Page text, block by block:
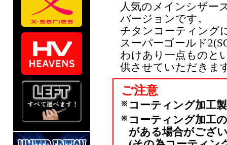
人気のメインシザー
バージョンです。
チタンコーティング
スーパーゴールド
わけあり一点ものと
供させていただきま
ご注意
コーティング加工
コーティング加工
がある場合がござ